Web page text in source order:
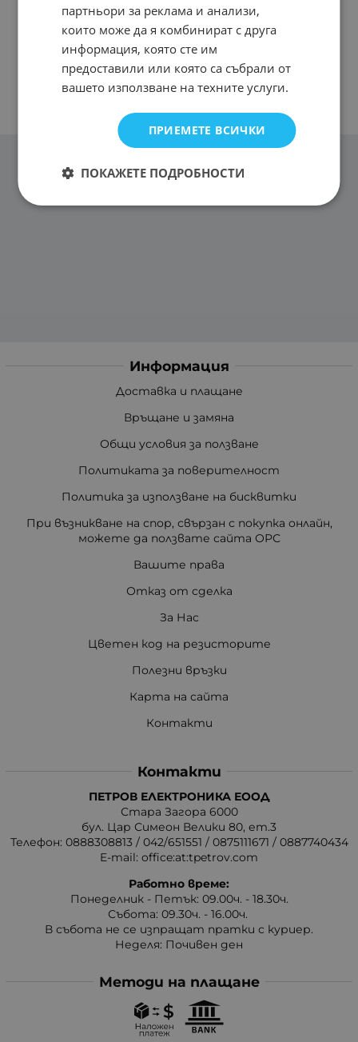
Информация
Доставка и плащане
Връщане и замяна
Общи условия за ползване
Политиката за поверителност
Политика за използване на бисквитки
При възникване на спор, свързан с покупка онлайн,
можете да ползвате сайта ОРС
Вашите права
Отказ от сделка
За Нас
Цветен код на резисторите
Полезни връзки
Карта на сайта
Контакти
Контакти
ПЕТРОВ ЕЛЕКТРОНИКА ЕООД
Стара Загора 6000
бул. Цар Симеон Велики 80, ет.3
Телефон: 0888308813 / 042/651551 / 0875111671 / 0887740434
E-mail: office:at:tpetrov.com
Работно време:
Понеделник - Петък: 09.00ч. - 18.30ч.
Събота: 09.30ч. - 16.00ч.
В събота не се изпращат пратки с куриер.
Неделя: Почивен ден
Методи на плащане
партньори за реклама и анализи,
които може да я комбинират с друга
информация, която сте им
предоставили или която са събрали от
вашето използване на техните услуги.
ПРИЕМЕТЕ ВСИЧКИ
ПОКАЖЕТЕ ПОДРОБНОСТИ